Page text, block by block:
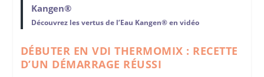
Kangen®
Découvrez les vertus de l’Eau Kangen® en vidéo
DÉBUTER EN VDI THERMOMIX : RECETTE
D’UN DÉMARRAGE RÉUSSI